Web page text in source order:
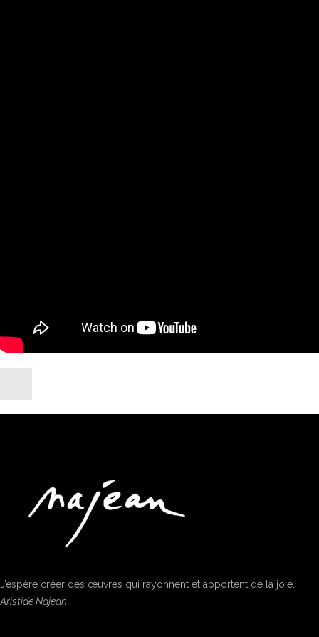
J’espère créer des œuvres qui rayonnent et apportent de la joie.
Aristide Najean